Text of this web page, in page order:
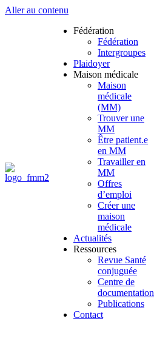
Aller au contenu
Fédération
Fédération
Intergroupes
Plaidoyer
Maison médicale
Maison
médicale
(MM)
Trouver une
MM
Être patient.e
en MM
Travailler en
MM
Offres
d’emploi
Créer une
maison
médicale
Actualités
Ressources
Revue Santé
conjuguée
Centre de
documentation
Publications
Contact